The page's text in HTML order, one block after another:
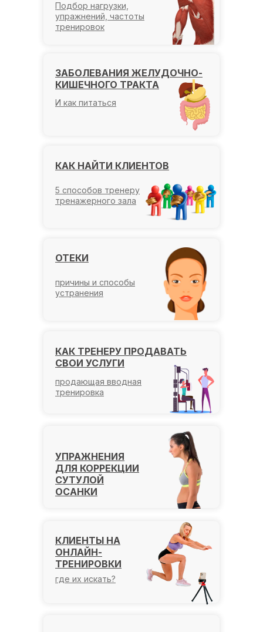
Подбор нагрузки,
упражнений, частоты
тренировок
ЗАБОЛЕВАНИЯ ЖЕЛУДОЧНО-
КИШЕЧНОГО ТРАКТА
И как питаться
КАК НАЙТИ КЛИЕНТОВ
5 способов тренеру
тренажерного зала
ОТЕКИ
причины и способы
устранения
КАК ТРЕНЕРУ ПРОДАВАТЬ
СВОИ УСЛУГИ
продающая вводная
тренировка
УПРАЖНЕНИЯ
ДЛЯ КОРРЕКЦИИ
СУТУЛОЙ
ОСАНКИ
КЛИЕНТЫ НА
ОНЛАЙН-
ТРЕНИРОВКИ
где их искать?